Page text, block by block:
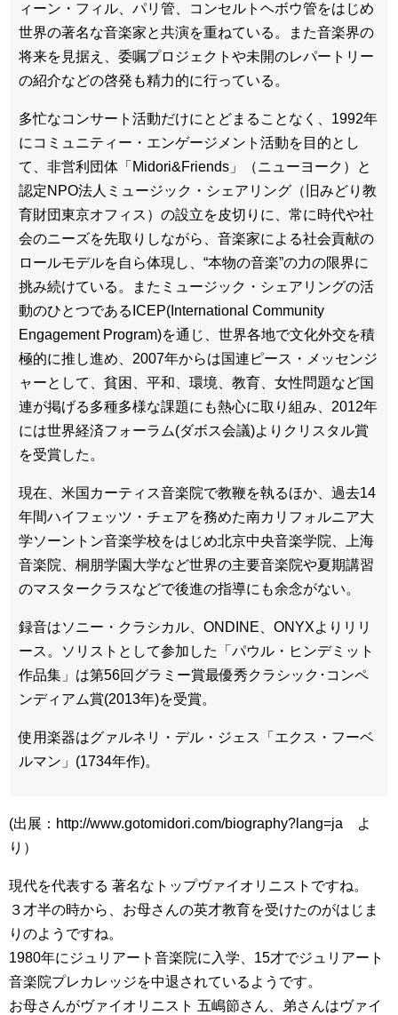
ィーン・フィル、パリ管、コンセルトヘボウ管をはじめ
世界の著名な音楽家と共演を重ねている。また音楽界の
将来を見据え、委嘱プロジェクトや未開のレパートリー
の紹介などの啓発も精力的に行っている。
多忙なコンサート活動だけにとどまることなく、1992年
にコミュニティー・エンゲージメント活動を目的とし
て、非営利団体「Midori&Friends」（ニューヨーク）と
認定NPO法人ミュージック・シェアリング（旧みどり教
育財団東京オフィス）の設立を皮切りに、常に時代や社
会のニーズを先取りしながら、音楽家による社会貢献の
ロールモデルを自ら体現し、“本物の音楽”の力の限界に
挑み続けている。またミュージック・シェアリングの活
動のひとつであるICEP(International Community
Engagement Program)を通じ、世界各地で文化外交を積
極的に推し進め、2007年からは国連ピース・メッセンジ
ャーとして、貧困、平和、環境、教育、女性問題など国
連が掲げる多種多様な課題にも熱心に取り組み、2012年
には世界経済フォーラム(ダボス会議)よりクリスタル賞
を受賞した。
現在、米国カーティス音楽院で教鞭を執るほか、過去14
年間ハイフェッツ・チェアを務めた南カリフォルニア大
学ソーントン音楽学校をはじめ北京中央音楽学院、上海
音楽院、桐朋学園大学など世界の主要音楽院や夏期講習
のマスタークラスなどで後進の指導にも余念がない。
録音はソニー・クラシカル、ONDINE、ONYXよりリリ
ース。ソリストとして参加した「パウル・ヒンデミット
作品集」は第56回グラミー賞最優秀クラシック･コンペ
ンディアム賞(2013年)を受賞。
使用楽器はグァルネリ・デル・ジェス「エクス・フーベ
ルマン」(1734年作)。
(出展：http://www.gotomidori.com/biography?lang=ja よ
り）
現代を代表する 著名なトップヴァイオリニストですね。
３才半の時から、お母さんの英才教育を受けたのがはじま
りのようですね。
1980年にジュリアート音楽院に入学、15才でジュリアート
音楽院プレカレッジを中退されているようです。
お母さんがヴァイオリニスト 五嶋節さん、弟さんはヴァイ